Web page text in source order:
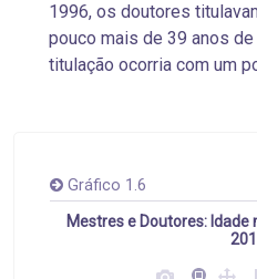
1996, os doutores
pouco mais de 39 anos
titulação ocorria com um
Gráfico 1.6
Mestres e Doutores: